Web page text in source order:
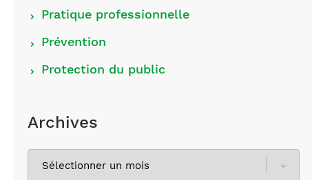
Pratique professionnelle
Prévention
Protection du public
Archives